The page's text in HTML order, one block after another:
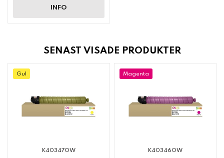
INFO
SENAST VISADE PRODUKTER
Gul
K40347OW
Magenta
K40346OW